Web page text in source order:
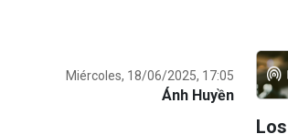
Miércoles, 18/06/2025, 17:05
Ánh Huyền